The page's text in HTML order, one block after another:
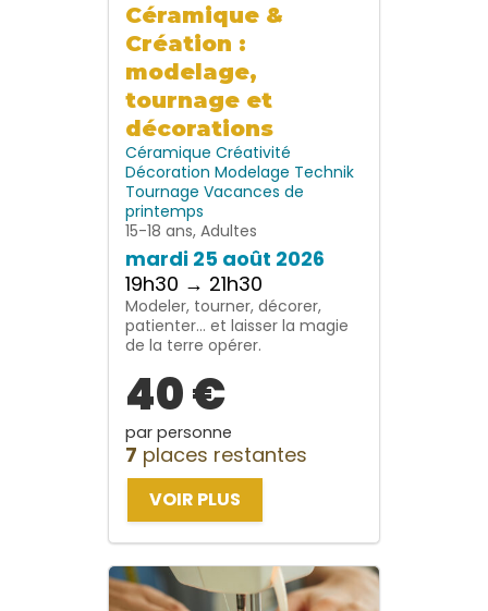
Céramique &
Création :
modelage,
tournage et
décorations
Céramique Créativité
Décoration Modelage Technik
Tournage Vacances de
printemps
15-18 ans, Adultes
mardi 25 août 2026
19h30 → 21h30
Modeler, tourner, décorer,
patienter… et laisser la magie
de la terre opérer.
40 €
par personne
7 places restantes
VOIR PLUS